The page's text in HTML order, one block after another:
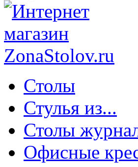
Столы
Стулья из...
Столы
Офисные